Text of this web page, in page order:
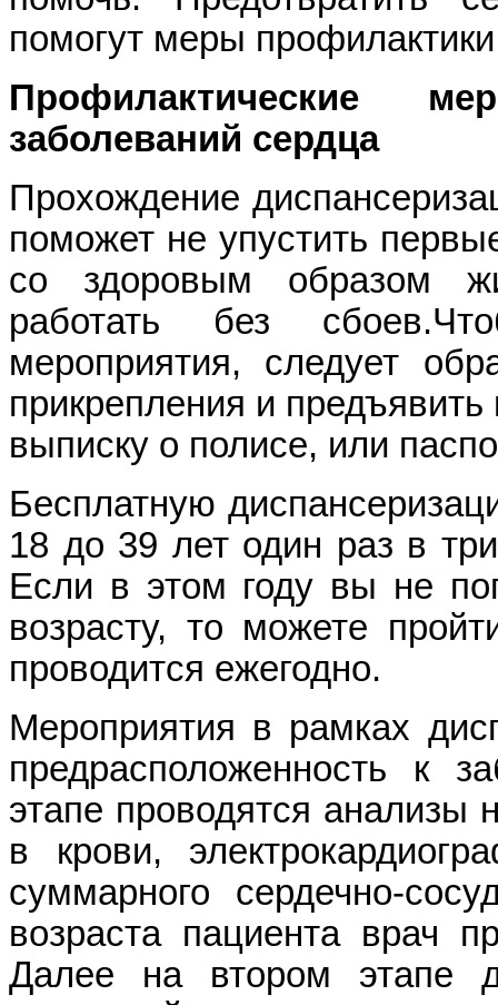
помогут меры
Профилактические
заболеваний сердца
Прохождение
поможет не упустить
со здоровым образом
работать без сбоев.
мероприятия, следует
прикрепления и
выписку о полисе, или
Бесплатную
18 до 39 лет один раз в
Если в этом году вы не
возрасту, то можете
проводится ежегодно.
Мероприятия в рамках
предрасположенность к
этапе проводятся анализы
в крови,
суммарного сердечно-
возраста пациента врач
Далее на втором этапе